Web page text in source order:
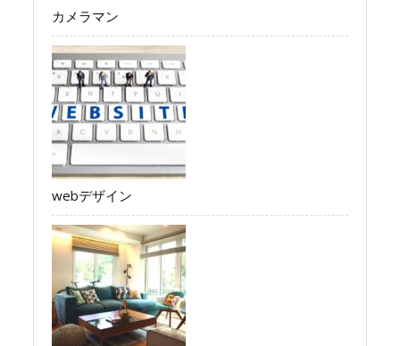
カメラマン
webデザイン